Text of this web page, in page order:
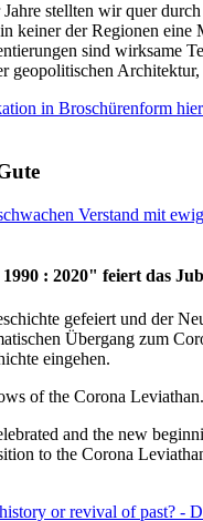
stellten wir quer
keiner der Regionen
sind wirksame
geopolitischen
in Broschürenform
Verstand mit
: 2020" feiert das
gefeiert und der
Übergang zum
eingehen.
of the Corona Leviathan.
and the new
to the Corona
or revival of past? -